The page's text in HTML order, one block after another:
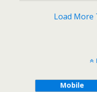
Load More
Mobile